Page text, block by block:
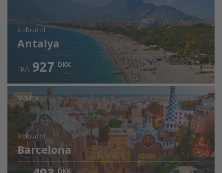
2 tilbud til
Antalya
FRA 927 DKK
SPANIEN
3 tilbudtil
Barcelona
DKK